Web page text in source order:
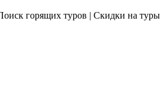
горящих туров | Скидки на